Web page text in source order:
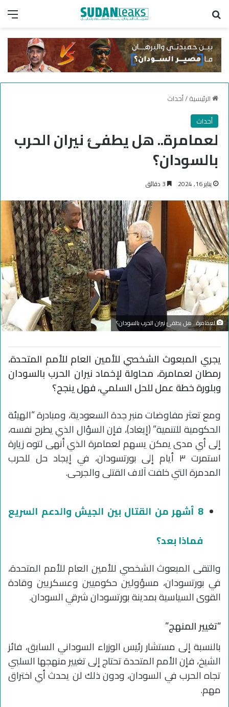
الرئيسية/أحداث
أحداث
لعمامرة.. هل يطفئ نيران الحرب
بالسودان؟
يناير 16, 2024
لعمامرة.. هل يطفئ نيران الحرب بالسودان؟
يجري المبعوث الشخصي للأمين العام للأمم المتحدة،
رمطان لعمامرة، محاولة لإخماد نيران الحرب بالسودان
وبلورة خطة عمل للحل السلمي، فهل ينجح؟
ومع تعثر مفاوضات منبر جدة السعودية، ومبادرة “الهيئة
الحكومية للتنمية” (إيغاد)، فإن السؤال الذي يطرح نفسه،
إلى أي مدى يمكن يسهم لعمامرة الذي أنهى لتوه زيارة
استمرت ٣ أيام إلى بورتسودان، في إيجاد حل للحرب
المدمرة التي خلفت آلاف القتلى والجرحى.
8 أشهر من القتال بين الجيش والدعم السريع
فماذا بعد؟
والتقى المبعوث الشخصي للأمين العام للأمم المتحدة،
في بورتسودان، مسؤولين حكوميين وعسكريين وقادة
القوى السياسية بمدينة بورتسودان شرقي السودان.
“تغيير المنهج”
بالنسبة إلى مستشار رئيس الوزراء السوداني السابق، فائز
الشيخ، فإن الأمم المتحدة تحتاج إلى تغيير منهجها السلبي
تجاه الحرب في السودان، ودون ذلك لن يحدث أي اختراق
مهم.